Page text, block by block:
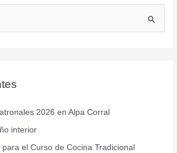
2026 en Alpa Corral
interior
el Curso de Cocina Tradicional